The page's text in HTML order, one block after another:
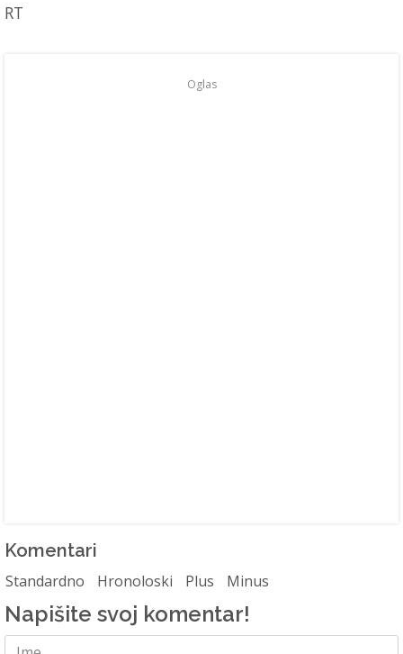
RT
Oglas
Komentari
Standardno Hronoloski Plus Minus
Napišite svoj komentar!